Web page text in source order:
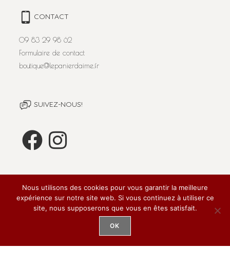
CONTACT
09 83 29 98 62
Formulaire de contact
boutique@lepanierdaime.fr
SUIVEZ-NOUS!
Livraison & Frais de port
Conditions Générales de Vente
Nous utilisons des cookies pour vous garantir la meilleure
expérience sur notre site web. Si vous continuez à utiliser ce
site, nous supposerons que vous en êtes satisfait.
OK